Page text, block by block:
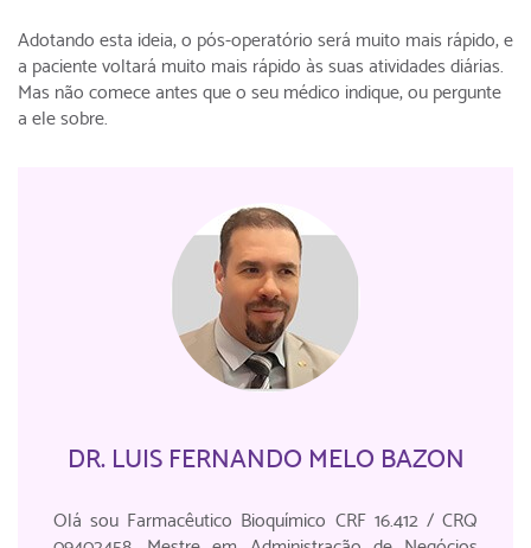
Adotando esta ideia, o pós-operatório será muito mais rápido, e
a paciente voltará muito mais rápido às suas atividades diárias.
Mas não comece antes que o seu médico indique, ou pergunte
a ele sobre.
DR. LUIS FERNANDO MELO BAZON
Olá sou Farmacêutico Bioquímico CRF 16.412 / CRQ